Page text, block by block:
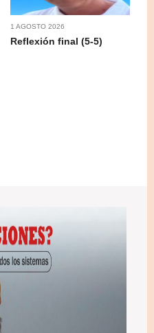
1 AGOSTO 2026
Reflexión final (5-5)